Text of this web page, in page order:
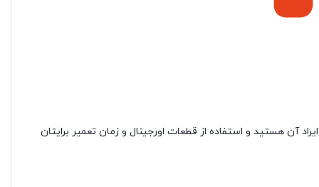
آن هستید و استفاده از قطعات اورجینال و زمان تعمیر برایتان